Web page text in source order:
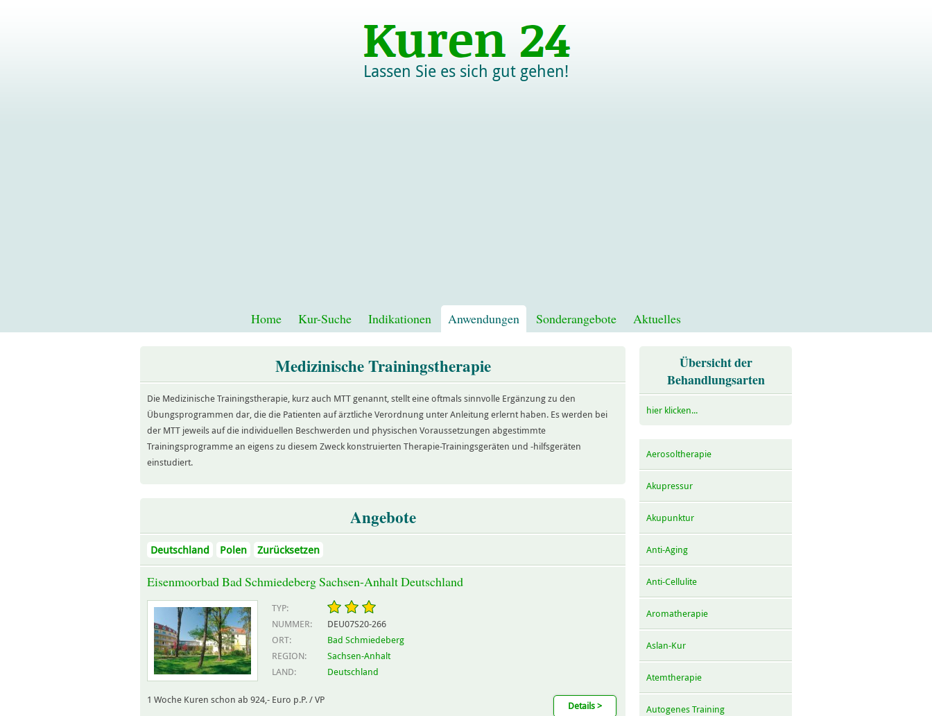
Lassen Sie es sich gut gehen!
Home Kur-Suche Indikationen Anwendungen Sonderangebote Aktuelles
Medizinische Trainingstherapie
Die Medizinische Trainingstherapie, kurz auch MTT genannt, stellt eine oftmals sinnvolle Ergänzung zu den
Übungsprogrammen dar, die die Patienten auf ärztliche Verordnung unter Anleitung erlernt haben. Es werden bei
der MTT jeweils auf die individuellen Beschwerden und physischen Voraussetzungen abgestimmte
Trainingsprogramme an eigens zu diesem Zweck konstruierten Therapie-Trainingsgeräten und -hilfsgeräten
einstudiert.
Angebote
Deutschland Polen Zurücksetzen
Eisenmoorbad Bad Schmiedeberg Sachsen-Anhalt Deutschland
TYP:
NUMMER:
DEU07S20-266
ORT:
Bad Schmiedeberg
REGION:
Sachsen-Anhalt
LAND:
Deutschland
1 Woche Kuren schon ab 924,- Euro p.P. / VP
Details >
Übersicht der
Behandlungsarten
hier klicken...
Aerosoltherapie
Akupressur
Akupunktur
Anti-Aging
Anti-Cellulite
Aromatherapie
Aslan-Kur
Atemtherapie
Autogenes Training